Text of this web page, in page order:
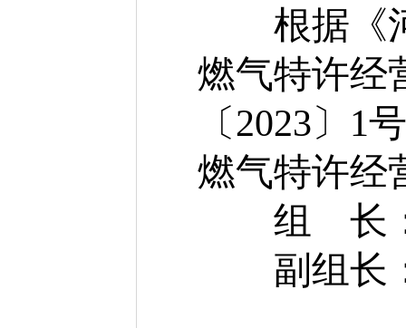
根据《河
燃气特许经
〔2023〕1号
燃气特许经
组 长
副组长